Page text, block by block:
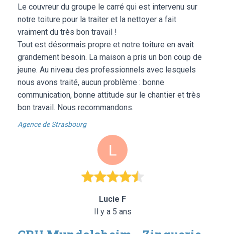
Le couvreur du groupe le carré qui est intervenu sur
notre toiture pour la traiter et la nettoyer a fait
vraiment du très bon travail !
Tout est désormais propre et notre toiture en avait
grandement besoin. La maison a pris un bon coup de
jeune. Au niveau des professionnels avec lesquels
nous avons traité, aucun problème : bonne
communication, bonne attitude sur le chantier et très
bon travail. Nous recommandons.
Agence de Strasbourg
Lucie F
Il y a 5 ans